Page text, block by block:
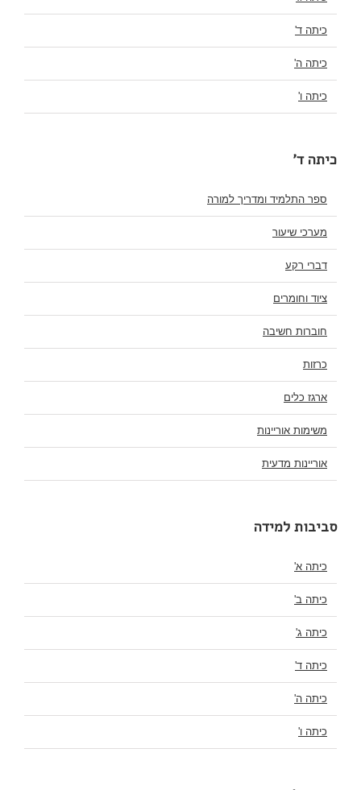
כיתה ד'
כיתה ה'
כיתה ו'
כיתה ד'
ספר התלמיד ומדריך למורה
מערכי שיעור
דברי רקע
ציוד וחומרים
חוברות חשיבה
כרזות
ארגז כלים
משימות אוריינות
אוריינות מדעית
סביבות למידה
כיתה א'
כיתה ב'
כיתה ג'
כיתה ד'
כיתה ה'
כיתה ו'